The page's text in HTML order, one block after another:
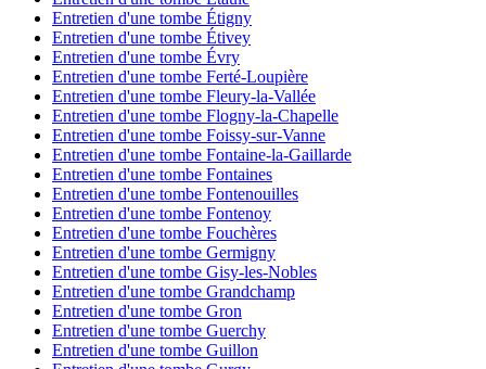
Entretien d'une tombe Étigny
Entretien d'une tombe Étivey
Entretien d'une tombe Évry
Entretien d'une tombe Ferté-Loupière
Entretien d'une tombe Fleury-la-Vallée
Entretien d'une tombe Flogny-la-Chapelle
Entretien d'une tombe Foissy-sur-Vanne
Entretien d'une tombe Fontaine-la-Gaillarde
Entretien d'une tombe Fontaines
Entretien d'une tombe Fontenouilles
Entretien d'une tombe Fontenoy
Entretien d'une tombe Fouchères
Entretien d'une tombe Germigny
Entretien d'une tombe Gisy-les-Nobles
Entretien d'une tombe Grandchamp
Entretien d'une tombe Gron
Entretien d'une tombe Guerchy
Entretien d'une tombe Guillon